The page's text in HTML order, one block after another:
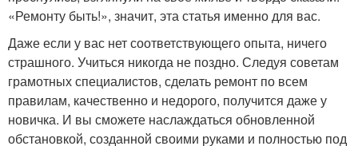
«Ремонту быть!», значит, эта статья именно для вас.
Даже если у вас нет соответствующего опыта, ничего
страшного. Учиться никогда не поздно. Следуя советам
грамотных специалистов, сделать ремонт по всем
правилам, качественно и недорого, получится даже у
новичка. И вы сможете наслаждаться обновленной
обстановкой, созданной своими руками и полностью под